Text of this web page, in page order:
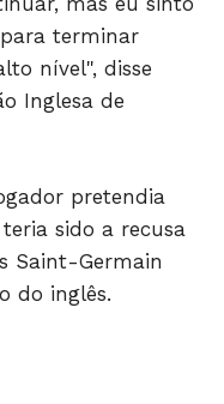
terminar
nível", disse
Inglesa de
pretendia
sido a recusa
Saint-Germain
do inglês.